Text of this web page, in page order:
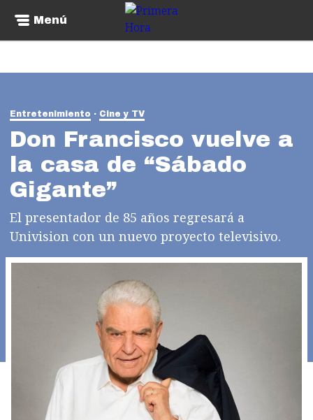
Menú
Entretenimiento Cine y TV
Don Francisco vuelve a
la casa de “Sábado
Gigante”
El presentador de 85 años regresará a
Univision con un nuevo proyecto televisivo.